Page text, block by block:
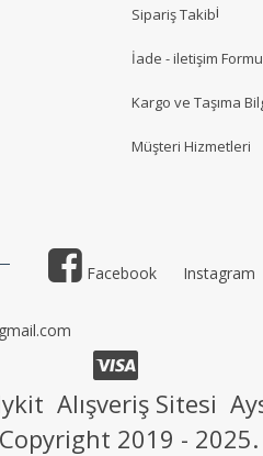
Sipariş Takibi
İade - iletişim Formu
Kargo ve Taşıma
Müşteri Hizmetleri
Facebook Instagram
Alışveriş Sitesi
2019 - 2025.